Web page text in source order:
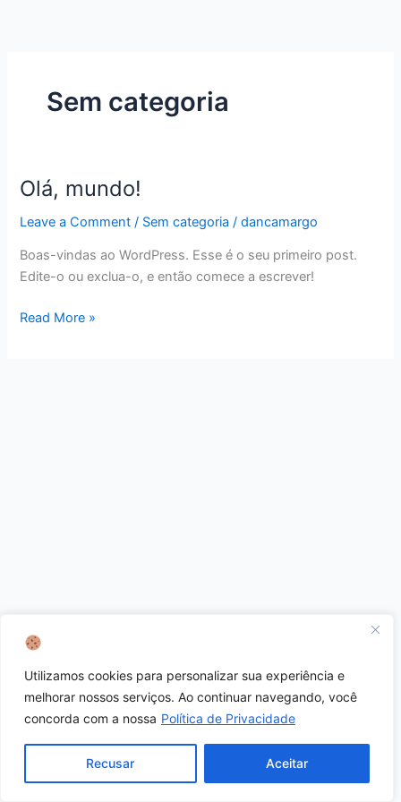
Utilizamos cookies para personalizar sua experiência e
melhorar nossos serviços. Ao continuar navegando, você
concorda com a nossa Política de Privacidade
Recusar Aceitar
Sem categoria
Olá, mundo!
Leave a Comment / Sem categoria /dancamargo
Boas-vindas ao WordPress. Esse é o seu primeiro post.
Edite-o ou exclua-o, e então comece a escrever!
Olá,
Read More »